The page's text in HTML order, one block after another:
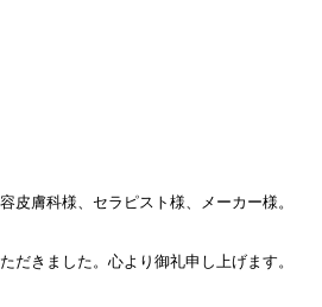
皮膚科様、セラピスト様、メーカー様。
だきました。心より御礼申し上げます。